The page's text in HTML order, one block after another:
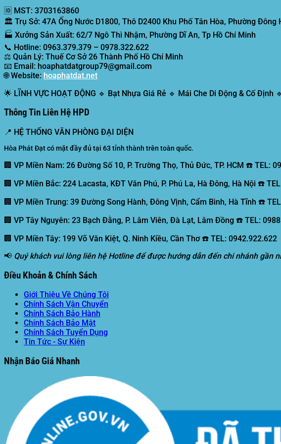
🆔 MST: 3703163860
🏛️ Trụ Sở: 47A Ống Nước D1800, Thô D2400 Khu Phố Tân Hòa, Phường Đông
🏭 Xưởng Sản Xuất: 62/7 Ngô Thì Nhậm, Phường Dĩ An, Tp Hồ Chí Minh
📞 Hotline: 0963.379.379 – 0978.322.622
⚖️ Quản Lý: Thuế Cơ Sở 26 Thành Phố Hồ Chí Minh
📧 Email: hoaphatdatgroup79@gmail.com
🌐Website: hoaphatdat.net
🌟 LĨNH VỰC HOẠT ĐỘNG 🔹 Bạt Nhựa Giá Rẻ 🔹 Mái Che Di Động & Cố Định
Thông Tin Liên Hệ HPD
📍 HỆ THỐNG VĂN PHÒNG ĐẠI DIỆN
Hòa Phát Đạt có mặt đầy đủ tại 63 tỉnh thành trên toàn quốc.
🏢 VP Miền Nam: 26 Đường Số 10, P. Trường Thọ, Thủ Đức, TP. HCM ☎️ TEL:
🏢 VP Miền Bắc: 224 Lacasta, KĐT Văn Phú, P. Phú La, Hà Đông, Hà Nội ☎️
🏢 VP Miền Trung: 39 Đường Song Hành, Đông Vịnh, Cẩm Bình, Hà Tĩnh ☎️
🏢 VP Tây Nguyên: 23 Bạch Đằng, P. Lâm Viên, Đà Lạt, Lâm Đồng ☎️ TEL:
🏢 VP Miền Tây: 199 Võ Văn Kiệt, Q. Ninh Kiều, Cần Thơ ☎️ TEL: 0942.922.622
📢 Quý khách vui lòng liên hệ Hotline để được hướng dẫn đến chi nhánh gần
Điều Khoản & Chính Sách
Giới Thiệu Về Chúng Tôi
Chính Sách Vận Chuyển
Chính Sách Bảo Hành
Chính Sách Bảo Mật
Chính Sách Tuyển Dụng
Tin Tức - Sự Kiện
Nhận Báo Giá Nhanh